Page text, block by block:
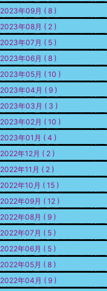
2023年09月 ( 8 )
2023年08月 ( 2 )
2023年07月 ( 5 )
2023年06月 ( 8 )
2023年05月 ( 10 )
2023年04月 ( 9 )
2023年03月 ( 3 )
2023年02月 ( 10 )
2023年01月 ( 4 )
2022年12月 ( 2 )
2022年11月 ( 2 )
2022年10月 ( 15 )
2022年09月 ( 12 )
2022年08月 ( 9 )
2022年07月 ( 5 )
2022年06月 ( 5 )
2022年05月 ( 8 )
2022年04月 ( 9 )